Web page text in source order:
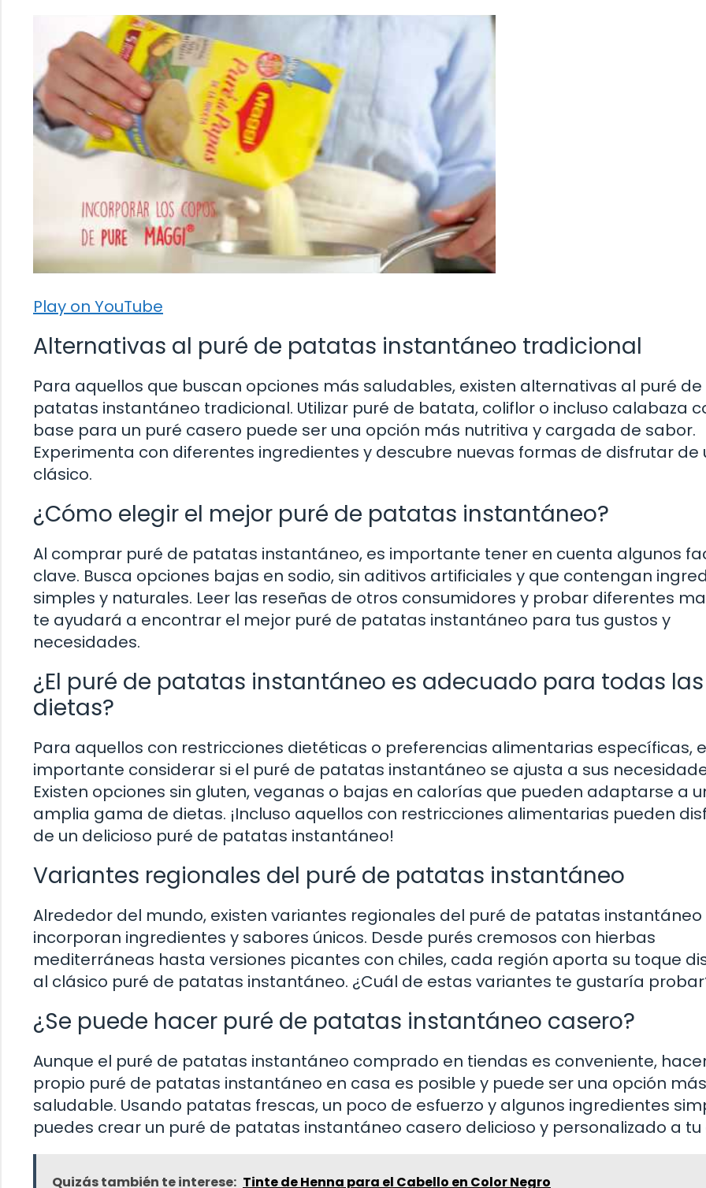
Play on YouTube
Alternativas al puré de patatas instantáneo tradicional
Para aquellos que buscan opciones más saludables, existen alternativas al puré de
patatas instantáneo tradicional. Utilizar puré de batata, coliflor o incluso calabaza
base para un puré casero puede ser una opción más nutritiva y cargada de sabor.
Experimenta con diferentes ingredientes y descubre nuevas formas de disfrutar de
clásico.
¿Cómo elegir el mejor puré de patatas instantáneo?
Al comprar puré de patatas instantáneo, es importante tener en cuenta algunos
clave. Busca opciones bajas en sodio, sin aditivos artificiales y que contengan
simples y naturales. Leer las reseñas de otros consumidores y probar diferentes
te ayudará a encontrar el mejor puré de patatas instantáneo para tus gustos y
necesidades.
¿El puré de patatas instantáneo es adecuado para todas las
dietas?
Para aquellos con restricciones dietéticas o preferencias alimentarias específicas,
importante considerar si el puré de patatas instantáneo se ajusta a sus
Existen opciones sin gluten, veganas o bajas en calorías que pueden adaptarse a
amplia gama de dietas. ¡Incluso aquellos con restricciones alimentarias pueden
de un delicioso puré de patatas instantáneo!
Variantes regionales del puré de patatas instantáneo
Alrededor del mundo, existen variantes regionales del puré de patatas instantáneo
incorporan ingredientes y sabores únicos. Desde purés cremosos con hierbas
mediterráneas hasta versiones picantes con chiles, cada región aporta su toque
al clásico puré de patatas instantáneo. ¿Cuál de estas variantes te gustaría
¿Se puede hacer puré de patatas instantáneo casero?
Aunque el puré de patatas instantáneo comprado en tiendas es conveniente,
propio puré de patatas instantáneo en casa es posible y puede ser una opción más
saludable. Usando patatas frescas, un poco de esfuerzo y algunos ingredientes
puedes crear un puré de patatas instantáneo casero delicioso y personalizado a tu
Quizás también te interese: Tinte de Henna para el Cabello en Color Negro